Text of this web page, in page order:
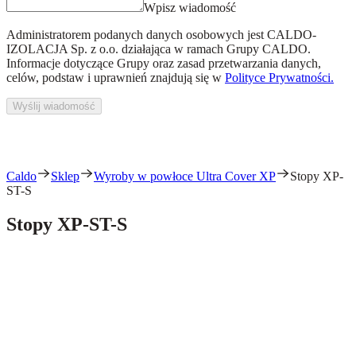
Wpisz wiadomość
Administratorem podanych danych osobowych jest CALDO-
IZOLACJA Sp. z o.o. działająca w ramach Grupy CALDO.
Informacje dotyczące Grupy oraz zasad przetwarzania danych,
celów, podstaw i uprawnień znajdują się w Polityce Prywatności.
Wyślij wiadomość
Caldo Sklep Wyroby w powłoce Ultra Cover XP
Stopy XP-
ST-S
Stopy XP-ST-S